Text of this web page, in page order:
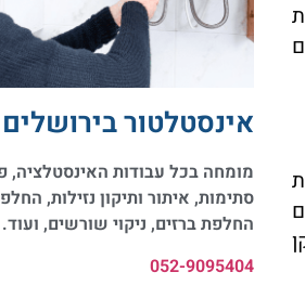
אינסטלטור בירושלים 24/7
מומחה בכל עבודות האינסטלציה,
סתימות, איתור ותיקון נזילות,
החלפת ברזים, ניקוי שורשים, ועוד.
052-9095404